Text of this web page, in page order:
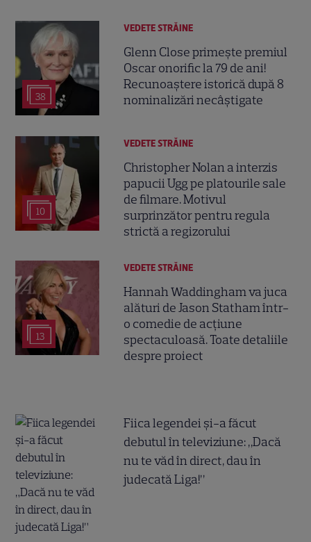
38
VEDETE STRĂINE
Glenn Close primește premiul
Oscar onorific la 79 de ani!
Recunoaștere istorică după 8
nominalizări necâștigate
10
VEDETE STRĂINE
Christopher Nolan a interzis
papucii Ugg pe platourile sale
de filmare. Motivul
surprinzător pentru regula
strictă a regizorului
13
VEDETE STRĂINE
Hannah Waddingham va juca
alături de Jason Statham într-
o comedie de acțiune
spectaculoasă. Toate detaliile
despre proiect
Fiica legendei și-a făcut
debutul în televiziune: „Dacă
nu te văd în direct, dau în
judecată Liga!”